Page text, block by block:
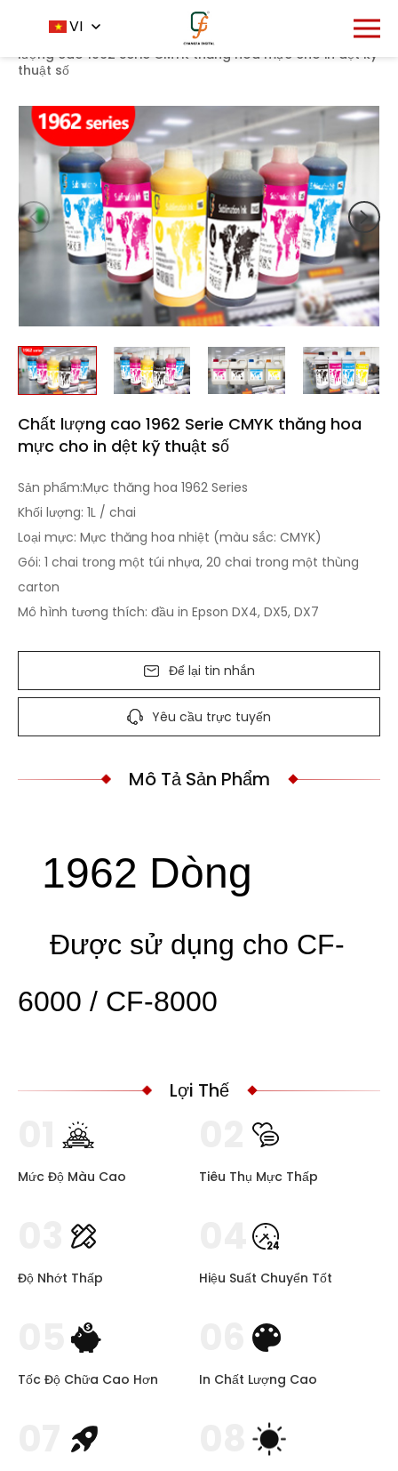
VI
Trang chủ - Mực thăng hoa
Chất
lượng cao 1962 Serie CMYK thăng hoa mực cho in dệt kỹ
thuật số
Chất lượng cao 1962 Serie CMYK thăng hoa
mực cho in dệt kỹ thuật số
Sản phẩm:Mực thăng hoa 1962 Series
Khối lượng: 1L / chai
Loại mực: Mực thăng hoa nhiệt (màu sắc: CMYK)
Gói: 1 chai trong một túi nhựa, 20 chai trong một thùng
carton
Mô hình tương thích: đầu in Epson DX4, DX5, DX7
Để lại tin nhắn
Yêu cầu trực tuyến
Mô Tả Sản Phẩm
1962 Dòng
Được sử dụng cho CF-
6000 / CF-8000
Lợi Thế
Mức Độ Màu Cao Tiêu Thụ Mực Thấp
Độ Nhớt Thấp Hiệu Suất Chuyển Tốt
Tốc Độ Chữa Cao Hơn In Chất Lượng Cao